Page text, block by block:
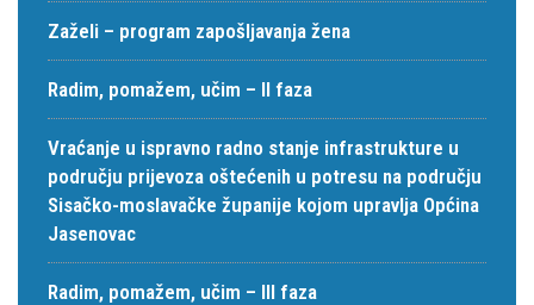
Zaželi – program zapošljavanja žena
Radim, pomažem, učim – II faza
Vraćanje u ispravno radno stanje infrastrukture u
području prijevoza oštećenih u potresu na području
Sisačko-moslavačke županije kojom upravlja Općina
Jasenovac
Radim, pomažem, učim – III faza